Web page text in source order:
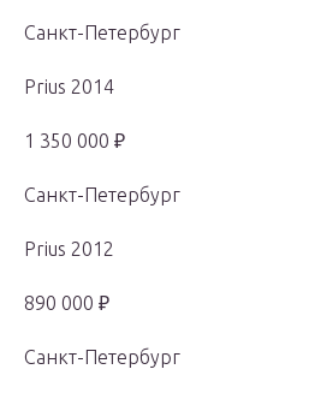
Санкт-Петербург
Prius 2014
1 350 000 ₽
Санкт-Петербург
Prius 2012
890 000 ₽
Санкт-Петербург